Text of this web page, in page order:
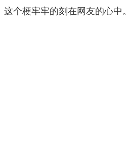
这个梗牢牢的刻在网友的心中。